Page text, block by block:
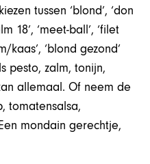
tussen ‘blond’, ‘don
18’, ‘meet-ball’, ‘filet
kaas’, ‘blond gezond’
pesto, zalm, tonijn,
allemaal. Of neem de
tomatensalsa,
mondain gerechtje,